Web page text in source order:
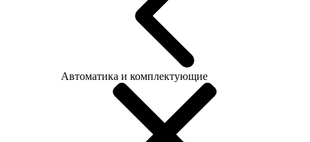
Автоматика и комплектующие